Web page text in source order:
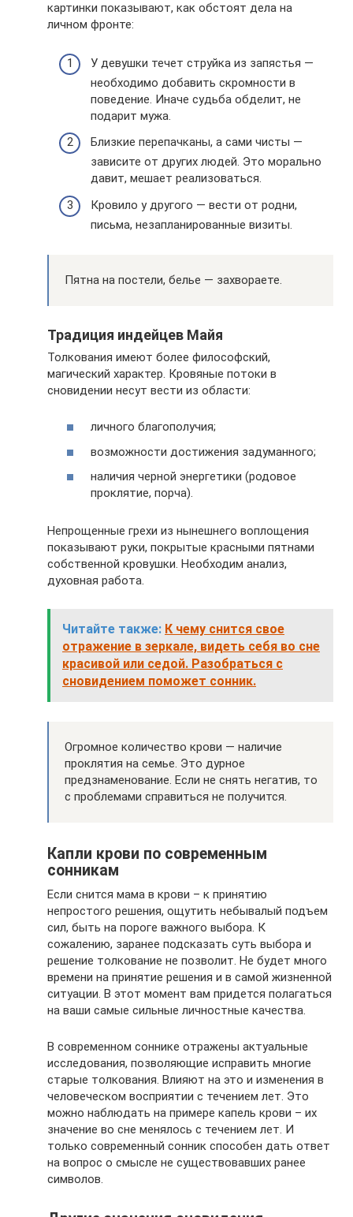
картинки показывают, как обстоят дела на
личном фронте:
У девушки течет струйка из запястья —
необходимо добавить скромности в
поведение. Иначе судьба обделит, не
подарит мужа.
Близкие перепачканы, а сами чисты —
зависите от других людей. Это морально
давит, мешает реализоваться.
Кровило у другого — вести от родни,
письма, незапланированные визиты.
Пятна на постели, белье — захвораете.
Традиция индейцев Майя
Толкования имеют более философский,
магический характер. Кровяные потоки в
сновидении несут вести из области:
личного благополучия;
возможности достижения задуманного;
наличия черной энергетики (родовое
проклятие, порча).
Непрощенные грехи из нынешнего воплощения
показывают руки, покрытые красными пятнами
собственной кровушки. Необходим анализ,
духовная работа.
Читайте также: К чему снится свое
отражение в зеркале, видеть себя во сне
красивой или седой. Разобраться с
сновидением поможет сонник.
Огромное количество крови — наличие
проклятия на семье. Это дурное
предзнаменование. Если не снять негатив, то
с проблемами справиться не получится.
Капли крови по современным
сонникам
Если снится мама в крови – к принятию
непростого решения, ощутить небывалый подъем
сил, быть на пороге важного выбора. К
сожалению, заранее подсказать суть выбора и
решение толкование не позволит. Не будет много
времени на принятие решения и в самой жизненной
ситуации. В этот момент вам придется полагаться
на ваши самые сильные личностные качества.
В современном соннике отражены актуальные
исследования, позволяющие исправить многие
старые толкования. Влияют на это и изменения в
человеческом восприятии с течением лет. Это
можно наблюдать на примере капель крови – их
значение во сне менялось с течением лет. И
только современный сонник способен дать ответ
на вопрос о смысле не существовавших ранее
символов.